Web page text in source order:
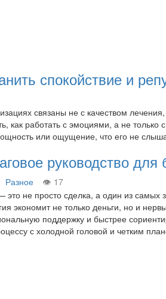
спокойствие и
связаны не с качеством
как работать с эмоциями, а не
или ощущение, что его не
руководство
Разное
17
это не просто сделка, а один из
экономит не только деньги, но и
поддержку и быстрее
с холодной головой и четким